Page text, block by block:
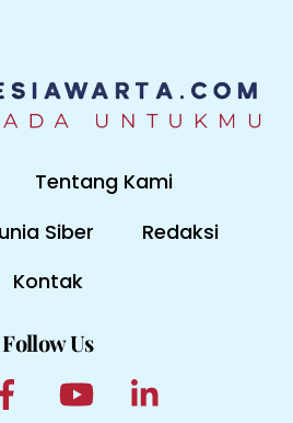
Tentang Kami
Siber
Redaksi
Kontak
Follow Us